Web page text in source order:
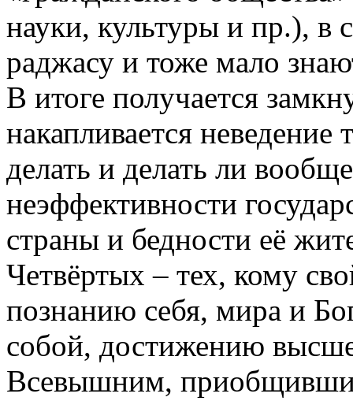
науки, культуры и пр.), в
раджасу и тоже мало
В итоге получается
накапливается неведение
делать и делать ли
неэффективности
страны и бедности её
Четвёртых – тех, кому
познанию себя, мира и
собой, достижению
Всевышним,